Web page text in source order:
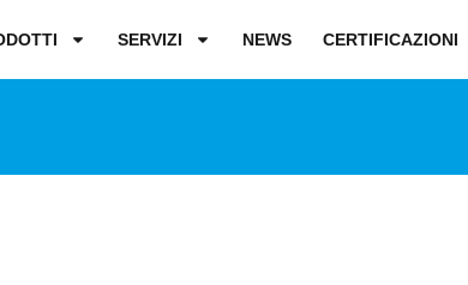
SERVIZI NEWS CERTIFICAZIONI